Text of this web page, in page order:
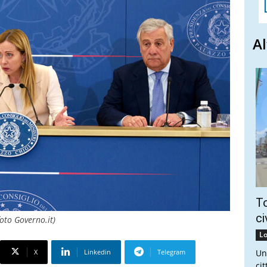
Governo.it)
X Linkedin Telegram